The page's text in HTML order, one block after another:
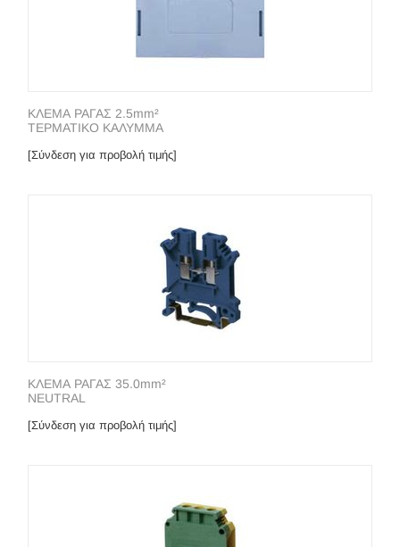
ΚΛΕΜΑ ΡΑΓΑΣ 2.5mm²
ΤΕΡΜΑΤΙΚΟ ΚΑΛΥΜΜΑ
[Σύνδεση για προβολή τιμής]
ΚΛΕΜΑ ΡΑΓΑΣ 35.0mm²
NEUTRAL
[Σύνδεση για προβολή τιμής]